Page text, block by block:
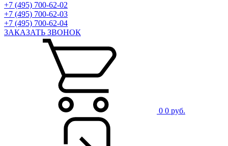
+7 (495) 700-62-02
+7 (495) 700-62-03
+7 (495) 700-62-04
ЗАКАЗАТЬ ЗВОНОК
0 0 руб.